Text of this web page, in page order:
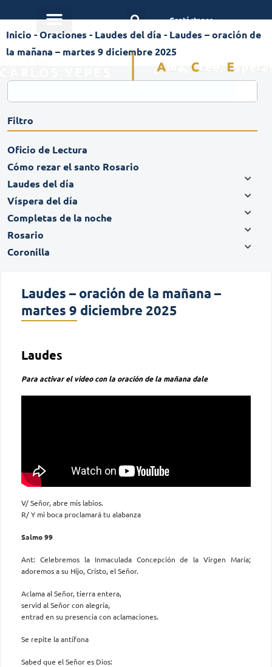
Contáctanos
Inicio -Oraciones - Laudes del día - Laudes – oración de
la mañana – martes 9 diciembre 2025
Filtro
Oficio de Lectura
Cómo rezar el santo Rosario
Laudes del día
Víspera del día
Completas de la noche
Rosario
Coronilla
Laudes – oración de la mañana –
martes 9 diciembre 2025
Laudes
Para activar el video con la oración de la mañana dale
V/ Señor, abre mis labios.
R/ Y mi boca proclamará tu alabanza
Salmo 99
Ant: Celebremos la Inmaculada Concepción de la Virgen María;
adoremos a su Hijo, Cristo, el Señor.
Aclama al Señor, tierra entera,
servid al Señor con alegría,
entrad en su presencia con aclamaciones.
Se repite la antífona
Sabed que el Señor es Dios: